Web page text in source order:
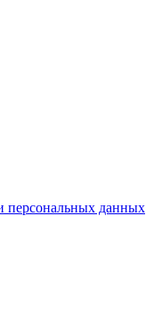
персональных данных